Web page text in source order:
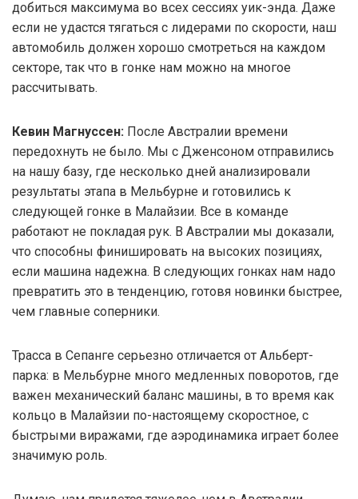
добиться максимума во всех сессиях уик-энда. Даже
если не удастся тягаться с лидерами по скорости, наш
автомобиль должен хорошо смотреться на каждом
секторе, так что в гонке нам можно на многое
рассчитывать.
Кевин Магнуссен: После Австралии времени
передохнуть не было. Мы с Дженсоном отправились
на нашу базу, где несколько дней анализировали
результаты этапа в Мельбурне и готовились к
следующей гонке в Малайзии. Все в команде
работают не покладая рук. В Австралии мы доказали,
что способны финишировать на высоких позициях,
если машина надежна. В следующих гонках нам надо
превратить это в тенденцию, готовя новинки быстрее,
чем главные соперники.
Трасса в Сепанге серьезно отличается от Альберт-
парка: в Мельбурне много медленных поворотов, где
важен механический баланс машины, в то время как
кольцо в Малайзии по-настоящему скоростное, с
быстрыми виражами, где аэродинамика играет более
значимую роль.